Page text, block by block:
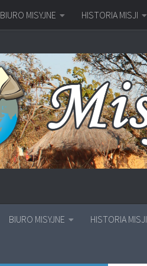
BIURO MISYJNE HISTORIA MISJI
BIURO MISYJNE HISTORIA MISJI